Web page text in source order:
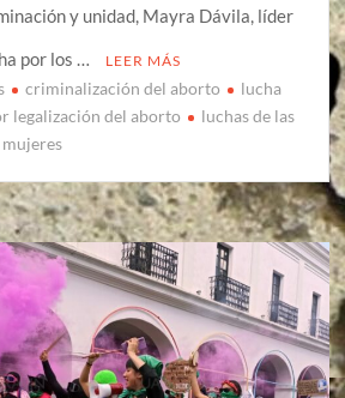
y unidad, Mayra Dávila, líder
por los …
LEER MÁS
criminalización del aborto
lucha
legalización del aborto
luchas de las
mujeres